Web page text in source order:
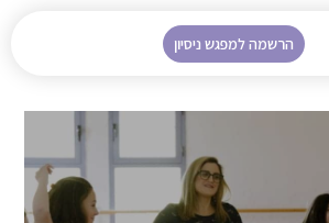
הרשמה למפגש ניסיון